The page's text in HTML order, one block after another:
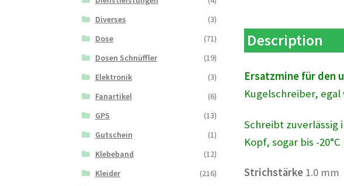
Description
Ersatzmine für den
Kugelschreiber,
Schreibt zuverlässig
Kopf, sogar bis -20°C
Strichstärke1.0 mm
Diverses
(3)
Dose
(71)
Dosen Schnüffler
(19)
Elektronik
(3)
Fanartikel
(6)
GPS
(13)
Gutschein
(1)
Klebeband
(12)
Kleider
(216)